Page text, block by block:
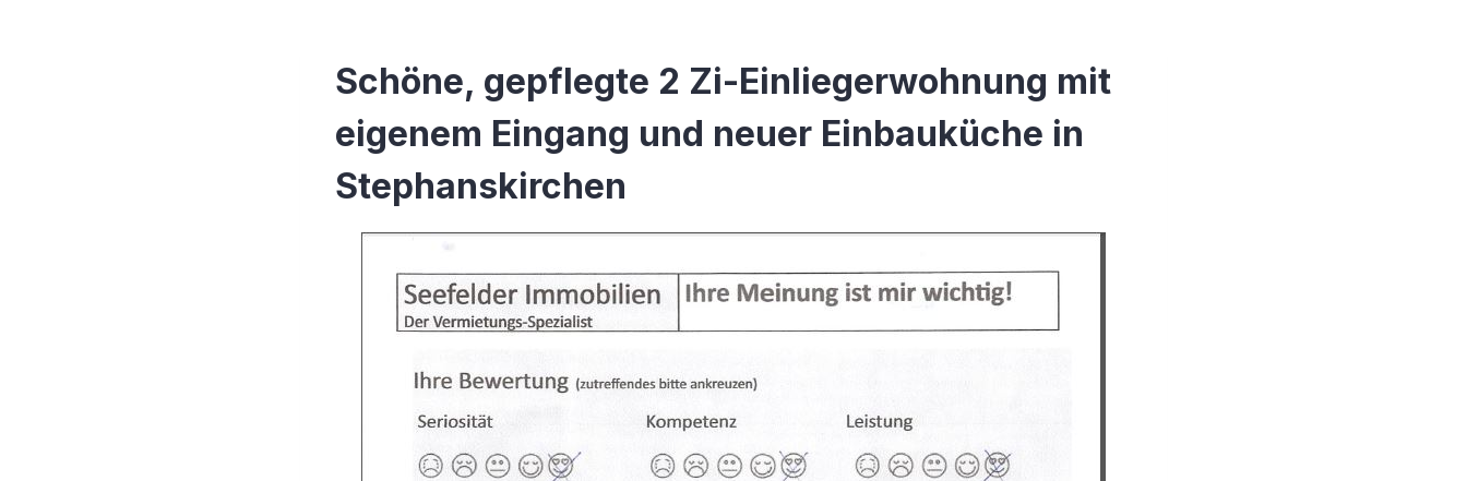
Schöne, gepflegte 2 Zi-Einliegerwohnung mit
eigenem Eingang und neuer Einbauküche in
Stephanskirchen